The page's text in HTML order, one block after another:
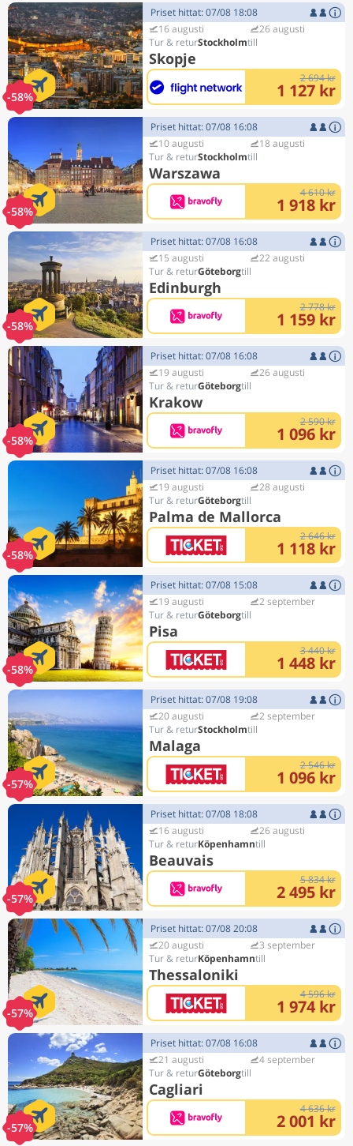
-58%
Priset hittat: 07/08 18:08
16 augusti
Stockholm
Skopje
26 augusti
2 694 kr
1 127 kr
-58%
Priset hittat: 07/08 16:08
10 augusti
Stockholm
Warszawa
18 augusti
4 610 kr
1 918 kr
-58%
Priset hittat: 07/08 16:08
15 augusti
Göteborg
Edinburgh
22 augusti
2 778 kr
1 159 kr
-58%
Priset hittat: 07/08 16:08
19 augusti
Göteborg
Krakow
26 augusti
2 590 kr
1 096 kr
-58%
Priset hittat: 07/08 16:08
19 augusti
Göteborg
Palma de Mallorca
28 augusti
2 646 kr
1 118 kr
-58%
Priset hittat: 07/08 15:08
19 augusti
Göteborg
Pisa
2 september
3 440 kr
1 448 kr
-57%
Priset hittat: 07/08 19:08
20 augusti
Stockholm
Malaga
2 september
2 546 kr
1 096 kr
-57%
Priset hittat: 07/08 18:08
16 augusti
Köpenhamn
Beauvais
26 augusti
5 834 kr
2 495 kr
-57%
Priset hittat: 07/08 20:08
20 augusti
Köpenhamn
Thessaloniki
3 september
4 596 kr
1 974 kr
-57%
Priset hittat: 07/08 16:08
21 augusti
Göteborg
Cagliari
4 september
4 636 kr
2 001 kr